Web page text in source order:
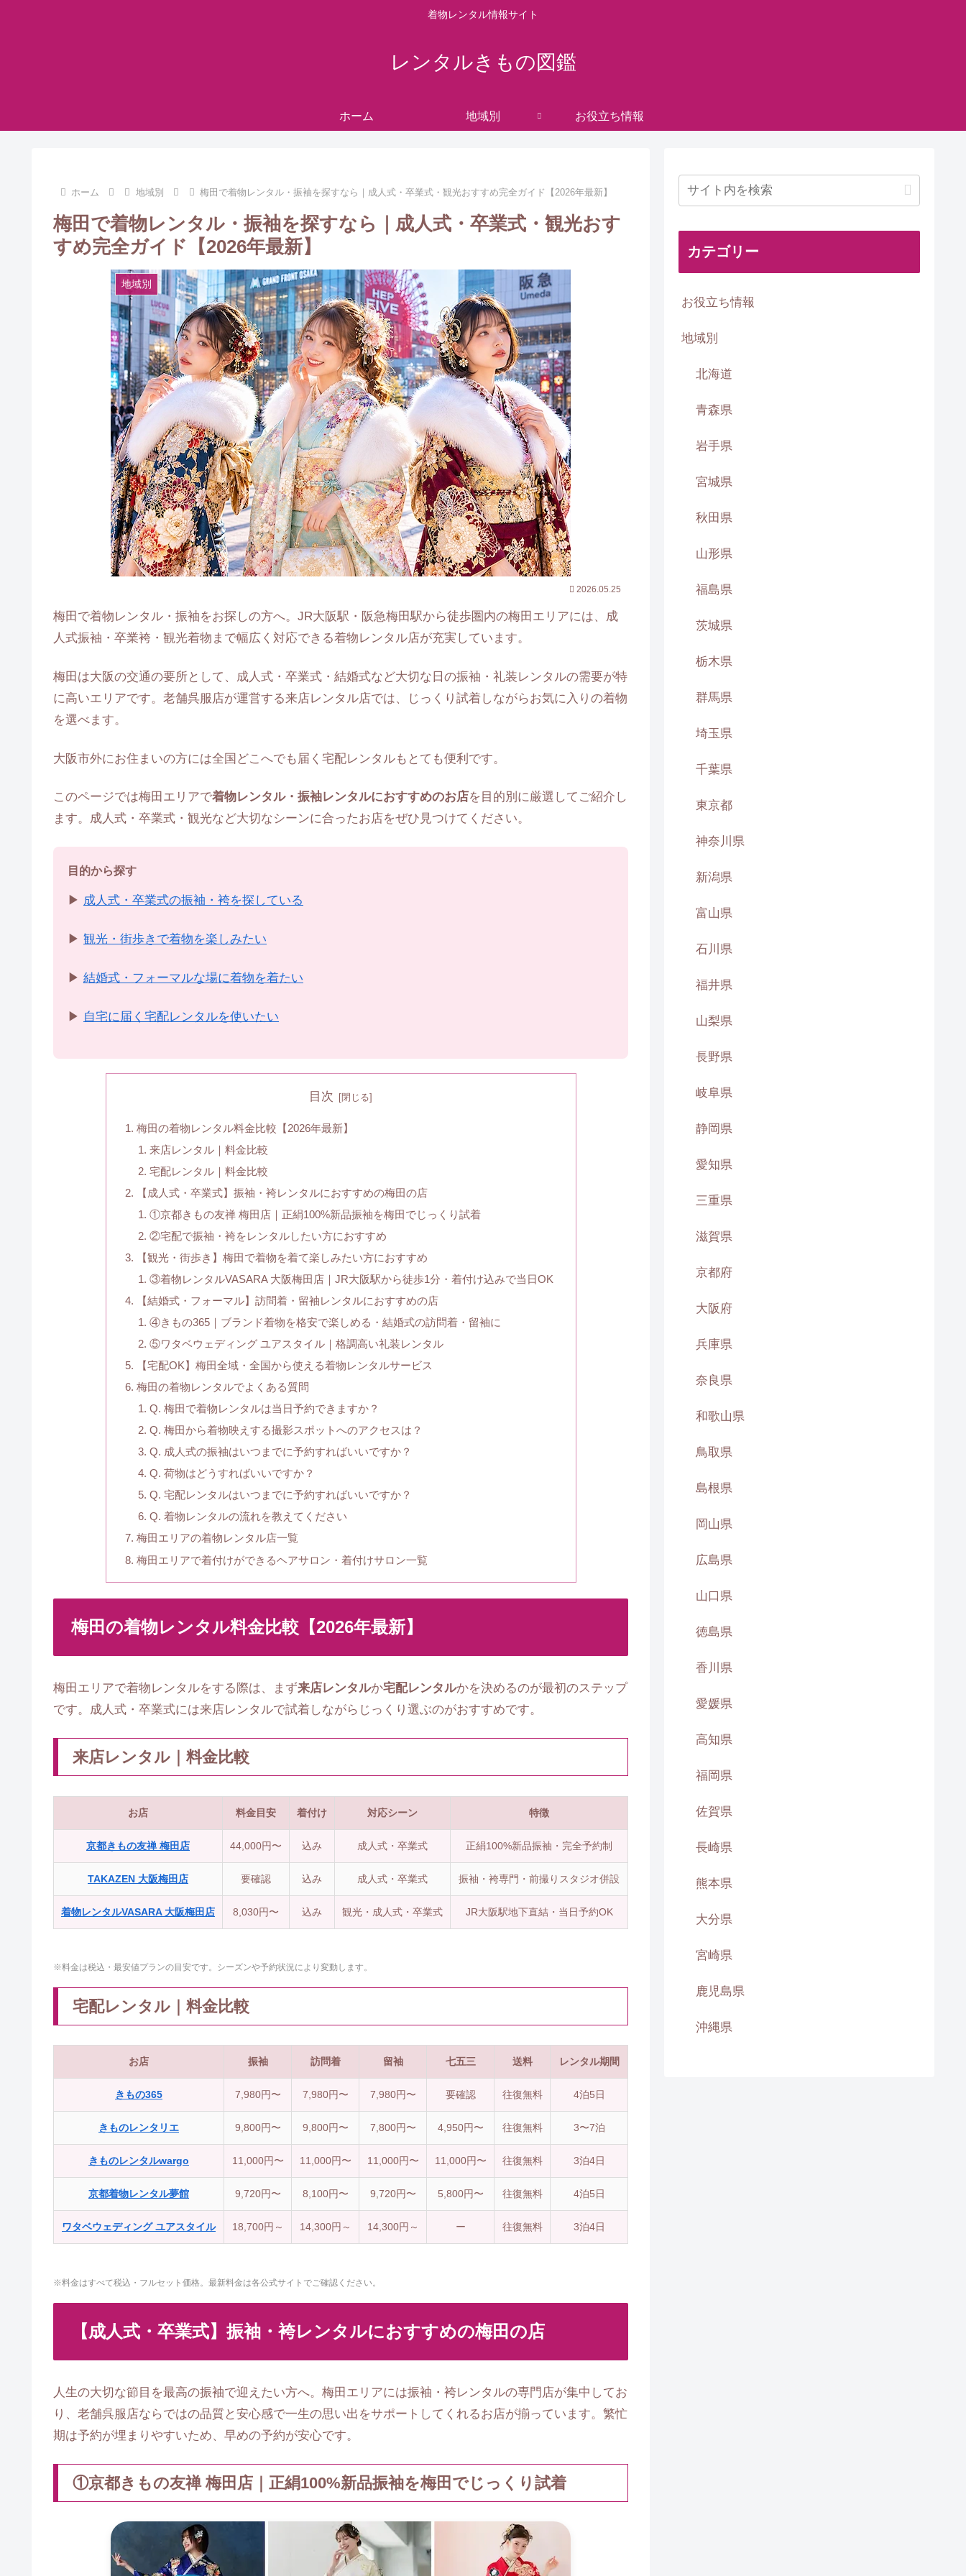
着物レンタル情報サイト
レンタルきもの図鑑
ホーム 地域別 お役立ち情報
ホーム 地域別 梅田で着物レンタル・振袖を探すなら｜成人式・卒業式・観光おすすめ完全ガイド【2026年最新】
梅田で着物レンタル・振袖を探すなら｜成人式・卒業式・観光おす
すめ完全ガイド【2026年最新】
地域別
2026.05.25
梅田で着物レンタル・振袖をお探しの方へ。JR大阪駅・阪急梅田駅から徒歩圏内の梅田エリアには、成
人式振袖・卒業袴・観光着物まで幅広く対応できる着物レンタル店が充実しています。
梅田は大阪の交通の要所として、成人式・卒業式・結婚式など大切な日の振袖・礼装レンタルの需要が特
に高いエリアです。老舗呉服店が運営する来店レンタル店では、じっくり試着しながらお気に入りの着物
を選べます。
大阪市外にお住まいの方には全国どこへでも届く宅配レンタルもとても便利です。
このページでは梅田エリアで着物レンタル・振袖レンタルにおすすめのお店を目的別に厳選してご紹介し
ます。成人式・卒業式・観光など大切なシーンに合ったお店をぜひ見つけてください。
目的から探す
▶ 成人式・卒業式の振袖・袴を探している
▶ 観光・街歩きで着物を楽しみたい
▶ 結婚式・フォーマルな場に着物を着たい
▶ 自宅に届く宅配レンタルを使いたい
目次
梅田の着物レンタル料金比較【2026年最新】
来店レンタル｜料金比較
宅配レンタル｜料金比較
【成人式・卒業式】振袖・袴レンタルにおすすめの梅田の店
①京都きもの友禅 梅田店｜正絹100%新品振袖を梅田でじっくり試着
②宅配で振袖・袴をレンタルしたい方におすすめ
【観光・街歩き】梅田で着物を着て楽しみたい方におすすめ
③着物レンタルVASARA 大阪梅田店｜JR大阪駅から徒歩1分・着付け込みで当日OK
【結婚式・フォーマル】訪問着・留袖レンタルにおすすめの店
④きもの365｜ブランド着物を格安で楽しめる・結婚式の訪問着・留袖に
⑤ワタベウェディング ユアスタイル｜格調高い礼装レンタル
【宅配OK】梅田全域・全国から使える着物レンタルサービス
梅田の着物レンタルでよくある質問
Q. 梅田で着物レンタルは当日予約できますか？
Q. 梅田から着物映えする撮影スポットへのアクセスは？
Q. 成人式の振袖はいつまでに予約すればいいですか？
Q. 荷物はどうすればいいですか？
Q. 宅配レンタルはいつまでに予約すればいいですか？
Q. 着物レンタルの流れを教えてください
梅田エリアの着物レンタル店一覧
梅田エリアで着付けができるヘアサロン・着付けサロン一覧
梅田の着物レンタル料金比較【2026年最新】
梅田エリアで着物レンタルをする際は、まず来店レンタルか宅配レンタルかを決めるのが最初のステップ
です。成人式・卒業式には来店レンタルで試着しながらじっくり選ぶのがおすすめです。
来店レンタル｜料金比較
お店 料金目安 着付け 対応シーン 特徴
京都きもの友禅 梅田店 44,000円〜 込み 成人式・卒業式 正絹100%新品振袖・完全予約制
TAKAZEN 大阪梅田店 要確認 込み 成人式・卒業式 振袖・袴専門・前撮りスタジオ併設
着物レンタルVASARA 大阪梅田店 8,030円〜 込み 観光・成人式・卒業式 JR大阪駅地下直結・当日予約OK
※料金は税込・最安値プランの目安です。シーズンや予約状況により変動します。
宅配レンタル｜料金比較
お店 振袖 訪問着 留袖 七五三 送料 レンタル期間
きもの365 7,980円〜 7,980円〜 7,980円〜 要確認 往復無料 4泊5日
きものレンタリエ 9,800円〜 9,800円〜 7,800円〜 4,950円〜 往復無料 3〜7泊
きものレンタルwargo 11,000円〜 11,000円〜 11,000円〜 11,000円〜 往復無料 3泊4日
京都着物レンタル夢館 9,720円〜 8,100円〜 9,720円〜 5,800円〜 往復無料 4泊5日
ワタベウェディング ユアスタイル 18,700円～ 14,300円～ 14,300円～ ー 往復無料 3泊4日
※料金はすべて税込・フルセット価格。最新料金は各公式サイトでご確認ください。
【成人式・卒業式】振袖・袴レンタルにおすすめの梅田の店
人生の大切な節目を最高の振袖で迎えたい方へ。梅田エリアには振袖・袴レンタルの専門店が集中してお
り、老舗呉服店ならではの品質と安心感で一生の思い出をサポートしてくれるお店が揃っています。繁忙
期は予約が埋まりやすいため、早めの予約が安心です。
①京都きもの友禅 梅田店｜正絹100%新品振袖を梅田でじっくり試着
カテゴリー
お役立ち情報
地域別
北海道
青森県
岩手県
宮城県
秋田県
山形県
福島県
茨城県
栃木県
群馬県
埼玉県
千葉県
東京都
神奈川県
新潟県
富山県
石川県
福井県
山梨県
長野県
岐阜県
静岡県
愛知県
三重県
滋賀県
京都府
大阪府
兵庫県
奈良県
和歌山県
鳥取県
島根県
岡山県
広島県
山口県
徳島県
香川県
愛媛県
高知県
福岡県
佐賀県
長崎県
熊本県
大分県
宮崎県
鹿児島県
沖縄県